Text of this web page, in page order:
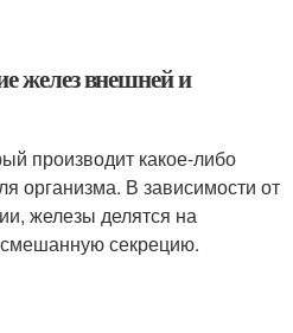
желез внешней и
производит какое-либо
организма. В зависимости от
железы делятся на
секрецию.